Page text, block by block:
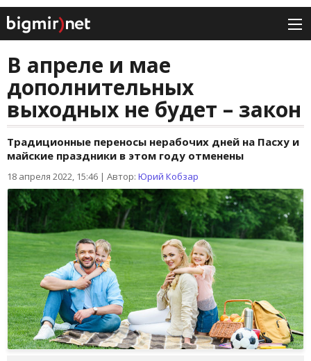
В апреле и мае
дополнительных
выходных не будет – закон
Традиционные переносы нерабочих дней на Пасху и
майские праздники в этом году отменены
18 апреля 2022, 15:46 | Автор: Юрий Кобзар